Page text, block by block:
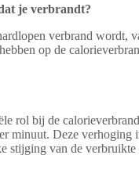
je verbrandt?
verbrand wordt,
op de
rol bij de
minuut. Deze verhoging
stijging van de verbruikte